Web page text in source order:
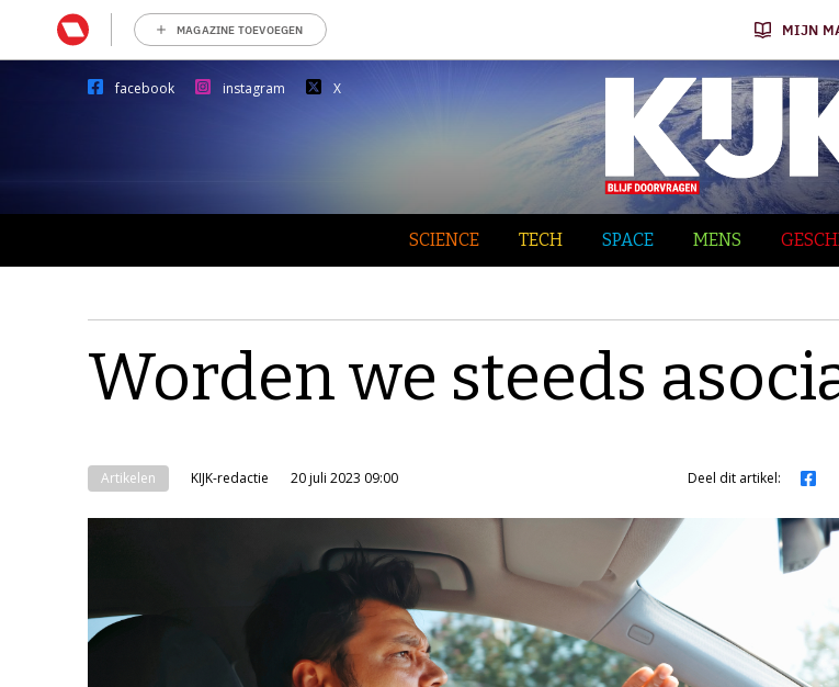
MAGAZINE TOEVOEGEN MIJN
facebook instagram X
SCIENCE TECH SPACE MENS
Worden we steeds
Artikelen KIJK-redactie 20 juli 2023 09:00 Deel dit artikel: